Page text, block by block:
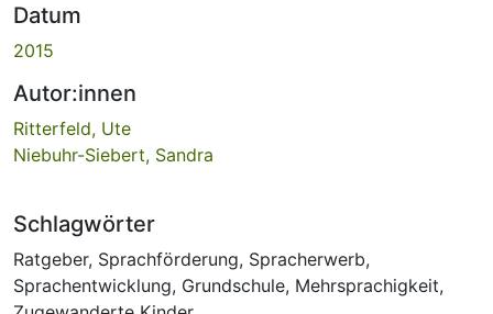
Datum
2015
Autor:innen
Ritterfeld, Ute
Niebuhr-Siebert, Sandra
Schlagwörter
Ratgeber, Sprachförderung, Spracherwerb,
Sprachentwicklung, Grundschule, Mehrsprachigkeit,